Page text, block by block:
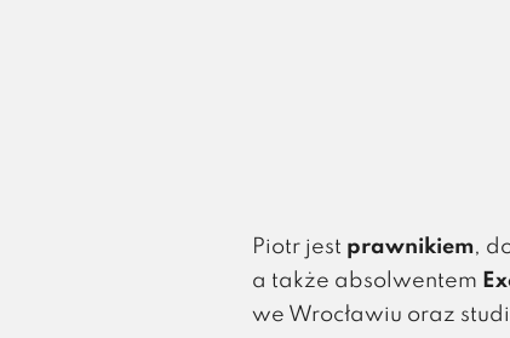
Piotr jest prawnikiem,
a także absolwentem
we Wrocławiu oraz